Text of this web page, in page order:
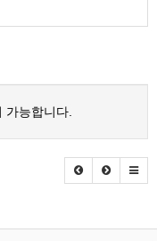
가능합니다.